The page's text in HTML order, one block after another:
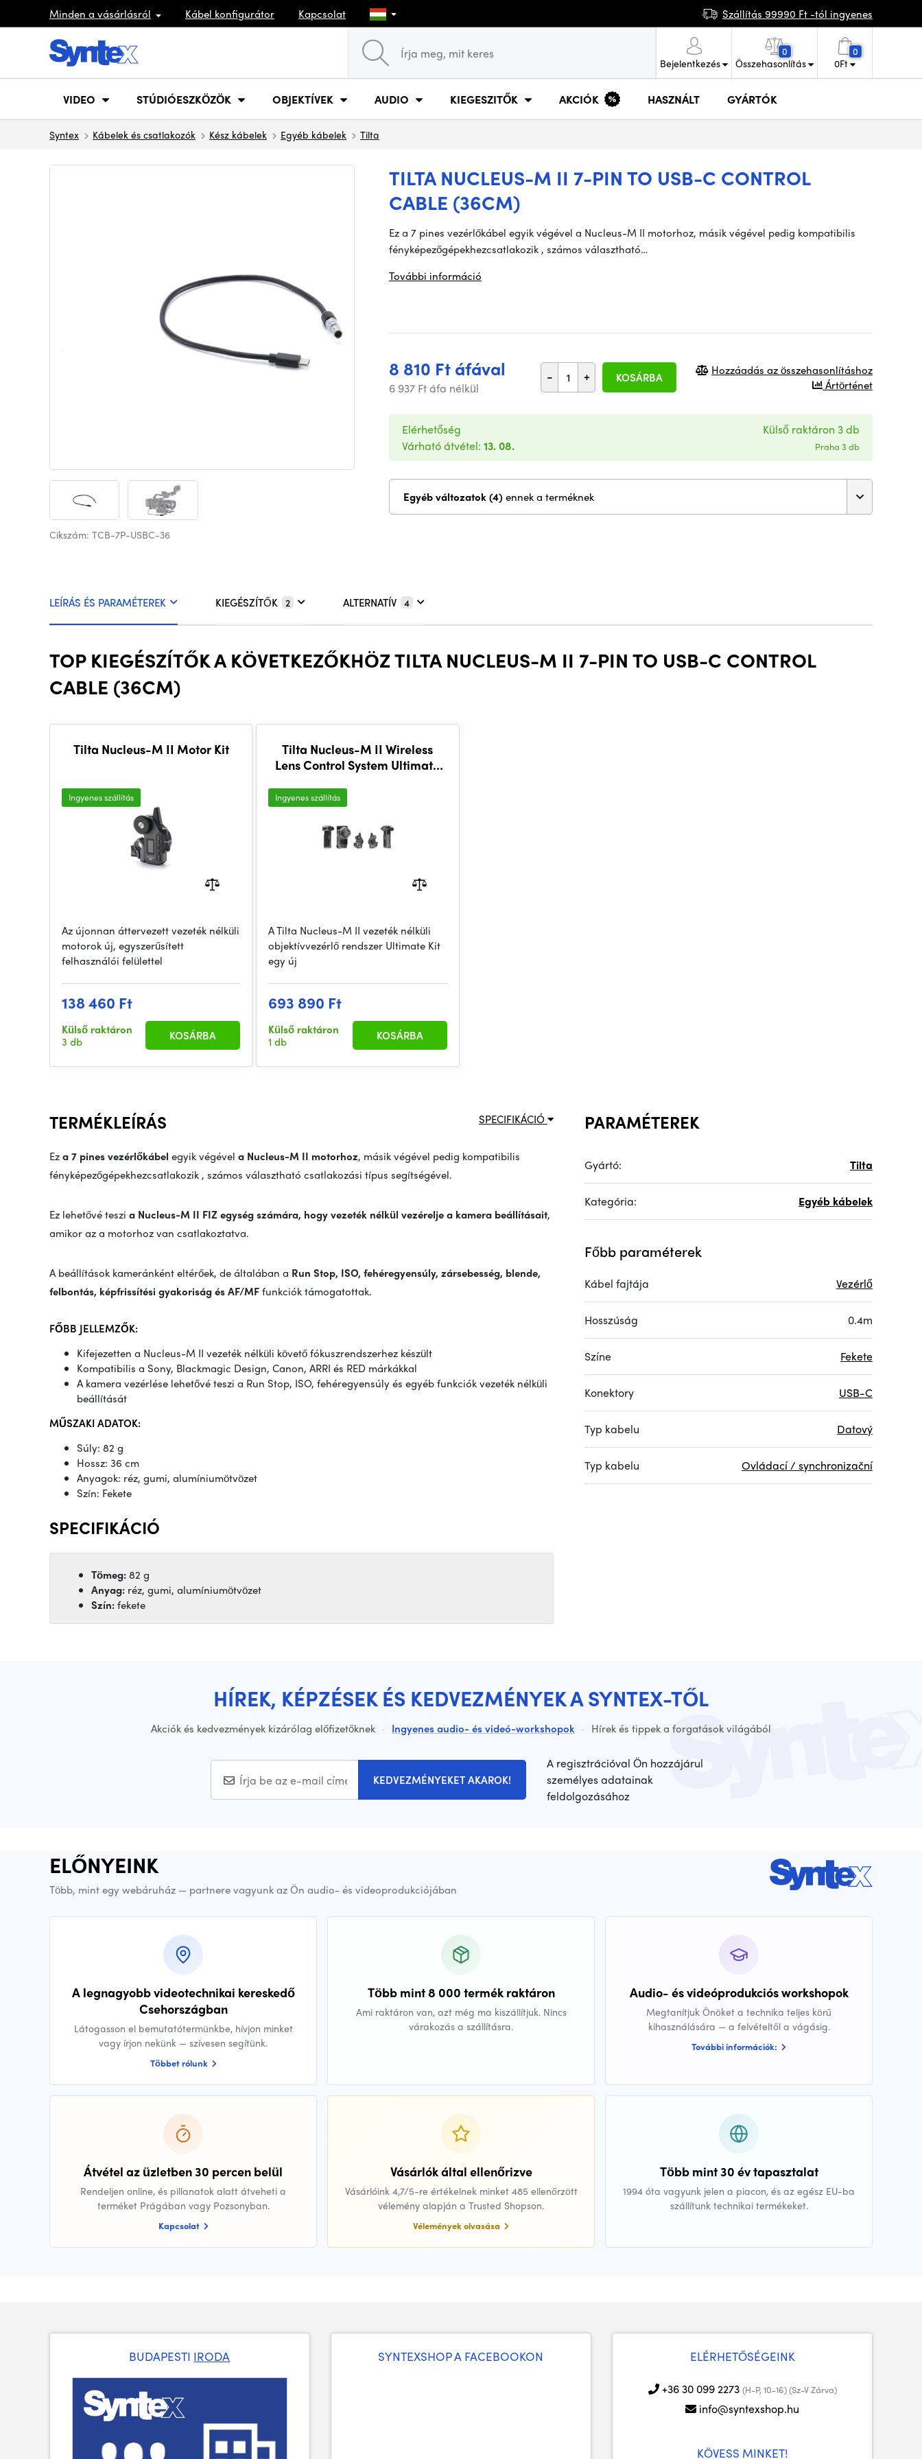
Minden a vásárlásról Kábel konfigurátor Kapcsolat Szállítás 99990 Ft -tól ingyenes
Bejelentkezés
0
Összehasonlítás
0
0Ft
VIDEO STÚDIÓESZKÖZÖK OBJEKTÍVEK AUDIO KIEGESZITŐK AKCIÓK HASZNÁLT GYÁRTÓK
Syntex Kábelek és csatlakozók Kész kábelek Egyéb kábelek Tilta
TILTA NUCLEUS-M II 7-PIN TO USB-C CONTROL
CABLE (36CM)
Cikszám: TCB-7P-USBC-36
Ez a 7 pines vezérlőkábel egyik végével a Nucleus-M II motorhoz, másik végével pedig kompatibilis
fényképezőgépekhezcsatlakozik , számos választható…
További információ
8 810 Ft áfával
6 937 Ft áfa nélkül
- + KOSÁRBA
Hozzáadás az összehasonlításhoz
Ártörténet
Elérhetőség
Várható átvétel: 13. 08.
Külső raktáron 3 db
Praha 3 db
Egyéb változatok (4) ennek a terméknek
LEÍRÁS ÉS PARAMÉTEREK KIEGÉSZÍTŐK 2 ALTERNATÍV 4
TOP KIEGÉSZÍTŐK A KÖVETKEZŐKHÖZ TILTA NUCLEUS-M II 7-PIN TO USB-C CONTROL
CABLE (36CM)
Tilta Nucleus-M II Motor Kit
Ingyenes szállítás
Az újonnan áttervezett vezeték nélküli
motorok új, egyszerűsített
felhasználói felülettel
138 460 Ft
Külső raktáron
3 db
KOSÁRBA
Tilta Nucleus-M II Wireless
Lens Control System Ultimate
Ingyenes szállítás
A Tilta Nucleus-M II vezeték nélküli
objektívvezérlő rendszer Ultimate Kit
egy új
693 890 Ft
Külső raktáron
1 db
KOSÁRBA
SPECIFIKÁCIÓ
TERMÉKLEÍRÁS
Eza 7 pines vezérlőkábel egyik végével a Nucleus-M II motorhoz, másik végével pedig kompatibilis
fényképezőgépekhezcsatlakozik , számos választható csatlakozási típus segítségével.
Ez lehetővé teszi a Nucleus-M II FIZ egység számára, hogy vezeték nélkül vezérelje a kamera beállításait,
amikor az a motorhoz van csatlakoztatva.
A beállítások kameránként eltérőek, de általában a Run Stop, ISO, fehéregyensúly, zársebesség, blende,
felbontás, képfrissítési gyakoriság és AF/MFfunkciók támogatottak.
FŐBB JELLEMZŐK:
Kifejezetten a Nucleus-M II vezeték nélküli követő fókuszrendszerhez készült
Kompatibilis a Sony, Blackmagic Design, Canon, ARRI és RED márkákkal
A kamera vezérlése lehetővé teszi a Run Stop, ISO, fehéregyensúly és egyéb funkciók vezeték nélküli
beállítását
MŰSZAKI ADATOK:
Súly: 82 g
Hossz: 36 cm
Anyagok: réz, gumi, alumíniumötvözet
Szín: Fekete
SPECIFIKÁCIÓ
Tömeg:82 g
Anyag: réz, gumi, alumíniumötvözet
Szín:fekete
PARAMÉTEREK
Gyártó: Tilta
Kategória: Egyéb kábelek
Főbb paraméterek
Kábel fajtája Vezérlő
Hosszúság 0.4m
Színe Fekete
Konektory USB-C
Typ kabelu Datový
Typ kabelu Ovládací / synchronizační
HÍREK, KÉPZÉSEK ÉS KEDVEZMÉNYEK A SYNTEX-TŐL
Akciók és kedvezmények kizárólag előfizetőknek · Ingyenes audio- és videó-workshopok · Hírek és tippek a forgatások világából
KEDVEZMÉNYEKET AKAROK!
A regisztrációval Ön hozzájárul
személyes adatainak
feldolgozásához
ELŐNYEINK
Több, mint egy webáruház — partnere vagyunk az Ön audio- és videoprodukciójában
A legnagyobb videotechnikai kereskedő
Csehországban
Látogasson el bemutatótermünkbe, hívjon minket
vagy írjon nekünk — szívesen segítünk.
Többet rólunk
Több mint 8 000 termék raktáron
Ami raktáron van, azt még ma kiszállítjuk. Nincs
várakozás a szállításra.
Audio- és videóprodukciós workshopok
Megtanítjuk Önöket a technika teljes körű
kihasználására — a felvételtől a vágásig.
További információk:
Átvétel az üzletben 30 percen belül
Rendeljen online, és pillanatok alatt átveheti a
terméket Prágában vagy Pozsonyban.
Kapcsolat
Vásárlók által ellenőrizve
Vásárlóink 4,7/5-re értékelnek minket 485 ellenőrzött
vélemény alapján a Trusted Shopson.
Vélemények olvasása
Több mint 30 év tapasztalat
1994 óta vagyunk jelen a piacon, és az egész EU-ba
szállítunk technikai termékeket.
BUDAPESTI IRODA SYNTEXSHOP A FACEBOOKON ELÉRHETŐSÉGEINK
+36 30 099 2273 (H-P, 10-16) (Sz-V Zárva)
info@syntexshop.hu
KÖVESS MINKET!